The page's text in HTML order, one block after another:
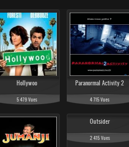
Hollywoo
5 479 Vues
Paranormal Activity 2
4 715 Vues
Outsider
2 415 Vues